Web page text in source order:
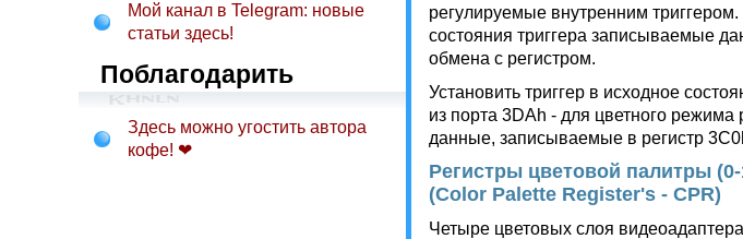
Мой канал в Telegram: новые
статьи здесь!
Поблагодарить
Здесь можно угостить автора
кофе! ❤
регулируемые внутренним
состояния триггера записываемые
обмена с регистром.
Установить триггер в исходное
из порта 3DAh - для цветного
данные, записываемые в регистр
Регистры цветовой палитры (0-
(Color Palette Register's - CPR)
Четыре цветовых слоя